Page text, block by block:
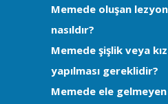
Memede oluşan
nasıldır?
Memede şişlik veya
yapılması gereklidir?
Memede ele